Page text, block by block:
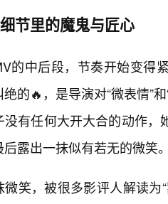
节里的魔鬼与匠心
的中后段，节奏开始变得
的🔥，是导演对“微表情”
没有任何大开大合的动作
后露出一抹似有若无的微笑
微笑，被很多影评人解读